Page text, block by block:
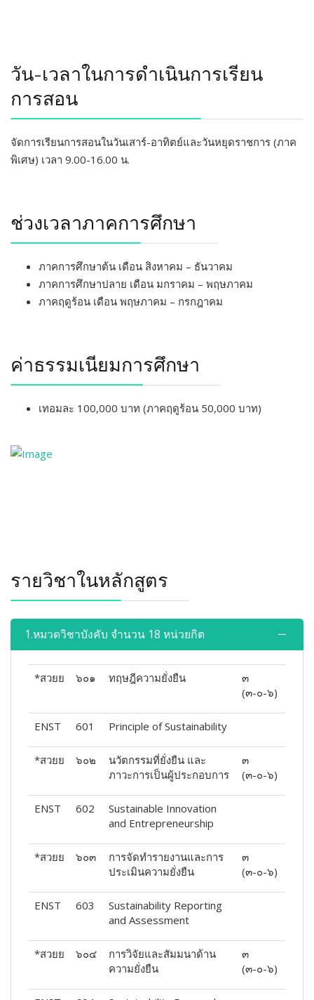
วัน-เวลาในการดําเนินการเรียน
การสอน
จัดการเรียนการสอนในวันเสาร์-อาทิตย์และวันหยุดราชการ (ภาค
พิเศษ) เวลา 9.00-16.00 น.
ช่วงเวลาภาคการศึกษา
ภาคการศึกษาต้น เดือน สิงหาคม – ธันวาคม
ภาคการศึกษาปลาย เดือน มกราคม – พฤษภาคม
ภาคฤดูร้อน เดือน พฤษภาคม – กรกฎาคม
ค่าธรรมเนียมการศึกษา
เทอมละ 100,000 บาท (ภาคฤดูร้อน 50,000 บาท)
รายวิชาในหลักสูตร
1.หมวดวิชาบังคับ จำนวน 18 หน่วยกิต
*สวยย ๖๐๑ ทฤษฎีความยั่งยืน
๓
(๓-๐-๖)
ENST 601 Principle of Sustainability
*สวยย ๖๐๒
นวัตกรรมที่ยั่งยืน และ
ภาวะการเป็นผู้ประกอบการ
๓
(๓-๐-๖)
ENST 602
Sustainable Innovation
and Entrepreneurship
*สวยย ๖๐๓
การจัดทำรายงานและการ
ประเมินความยั่งยืน
๓
(๓-๐-๖)
ENST 603
Sustainability Reporting
and Assessment
*สวยย ๖๐๔
การวิจัยและสัมมนาด้าน
ความยั่งยืน
๓
(๓-๐-๖)